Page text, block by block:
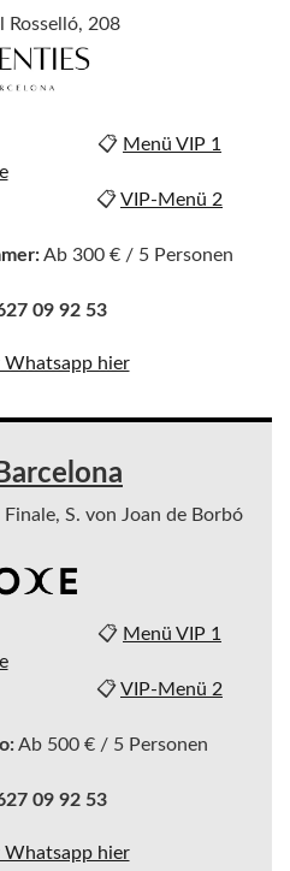
Rosselló, 208
📋 Menü VIP 1
📋VIP-Menü 2
Ab 300 € / 5 Personen
09 92 53
hier
Finale, S. von Joan de Borbó
📋 Menü VIP 1
📋VIP-Menü 2
Ab 500 € / 5 Personen
09 92 53
hier